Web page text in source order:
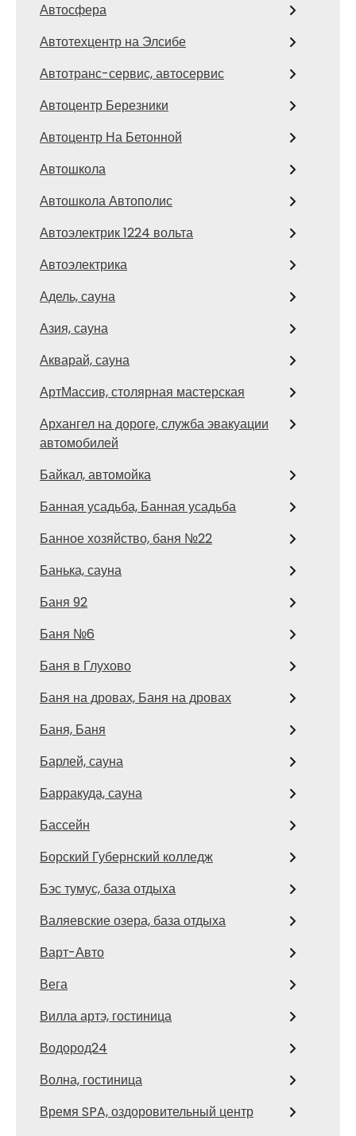
Автосфера
Автотехцентр на Элсибе
Автотранс-сервис, автосервис
Автоцентр Березники
Автоцентр На Бетонной
Автошкола
Автошкола Автополис
Автоэлектрик 1224 вольта
Автоэлектрика
Адель, сауна
Азия, сауна
Акварай, сауна
АртМассив, столярная мастерская
Архангел на дороге, служба эвакуации
автомобилей
Байкал, автомойка
Банная усадьба, Банная усадьба
Банное хозяйство, баня №22
Банька, сауна
Баня 92
Баня №6
Баня в Глухово
Баня на дровах, Баня на дровах
Баня, Баня
Барлей, сауна
Барракуда, сауна
Бассейн
Борский Губернский колледж
Бэс тумус, база отдыха
Валяевские озера, база отдыха
Варт-Авто
Вега
Вилла артэ, гостиница
Водород24
Волна, гостиница
Время SPA, оздоровительный центр